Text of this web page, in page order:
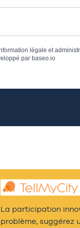
légale et
par baseo.io
La participation
problème, suggérez